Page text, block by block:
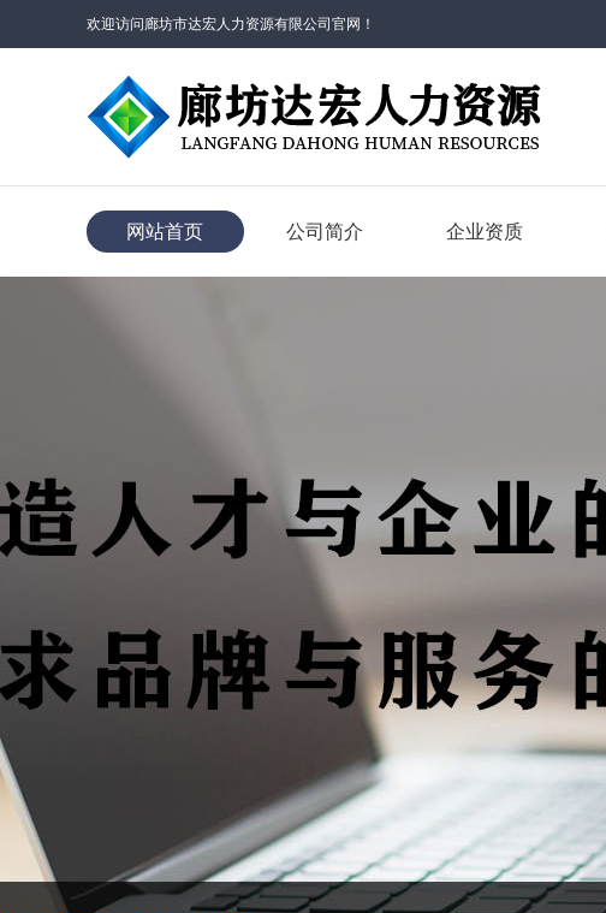
欢迎访问廊坊市达宏人力资源有限公司官网！
网站首页 公司简介 企业资质